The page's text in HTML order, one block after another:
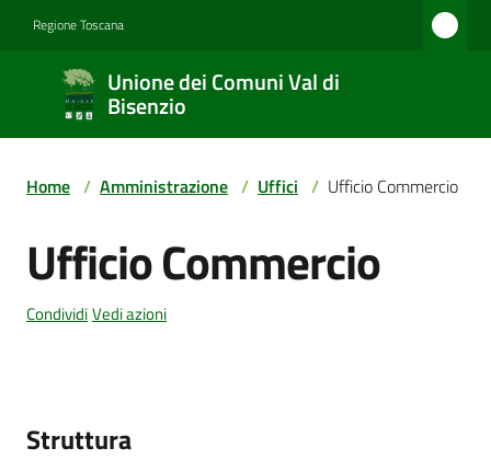
Regione Toscana
Unione dei Comuni Val di
Bisenzio
Unione
dei
Comuni
Val di
Bisenzio
Amministrazione
Home / Amministrazione / Uffici / Ufficio Commercio
Salta al contenuto
Ufficio Commercio
CondividiVedi azioni
Struttura